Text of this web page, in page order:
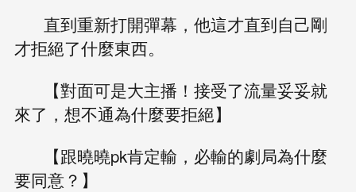
直到重新打開彈幕，他這才直到自己剛
才拒絕了什麼東西。
【對面可是大主播！接受了流量妥妥就
來了，想不通為什麼要拒絕】
【跟曉曉pk肯定輸，必輸的劇局為什麼
要同意？】